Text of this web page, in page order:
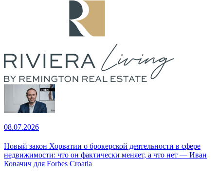
08.07.2026
Новый закон Хорватии о брокерской деятельности в сфере
недвижимости: что он фактически меняет, а что нет — Иван
Ковачич для Forbes Croatia